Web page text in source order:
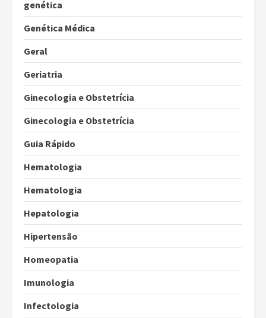
genética
Genética Médica
Geral
Geriatria
Ginecologia e Obstetrícia
Ginecologia e Obstetrícia
Guia Rápido
Hematologia
Hematologia
Hepatologia
Hipertensão
Homeopatia
Imunologia
Infectologia